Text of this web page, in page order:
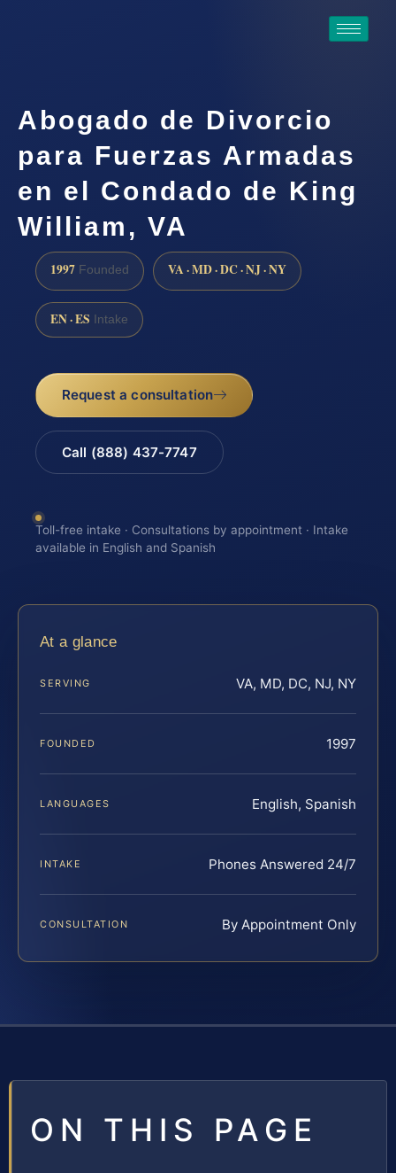
Abogado de Divorcio
para Fuerzas Armadas
en el Condado de King
William, VA
1997 Founded VA · MD · DC · NJ · NY
EN · ES Intake
Request a consultation
Call (888) 437-7747
Toll-free intake · Consultations by appointment · Intake
available in English and Spanish
At a glance
SERVING VA, MD, DC, NJ, NY
FOUNDED 1997
LANGUAGES English, Spanish
INTAKE Phones Answered 24/7
CONSULTATION By Appointment Only
ON THIS PAGE